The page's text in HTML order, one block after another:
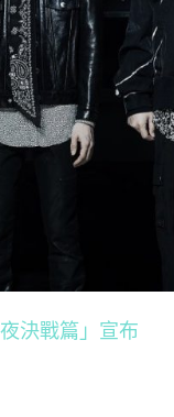
決戰篇」宣布